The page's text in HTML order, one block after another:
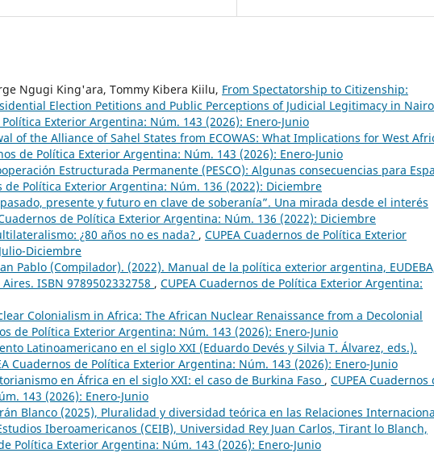
Ngugi King'ara, Tommy Kibera Kiilu, From Spectatorship to Citizenship:
Election Petitions and Public Perceptions of Judicial Legitimacy in
Política Exterior Argentina: Núm. 143 (2026): Enero-Junio
of the Alliance of Sahel States from ECOWAS: What Implications for West
de Política Exterior Argentina: Núm. 143 (2026): Enero-Junio
Estructurada Permanente (PESCO): Algunas consecuencias para
de Política Exterior Argentina: Núm. 136 (2022): Diciembre
presente y futuro en clave de soberanía”. Una mirada desde el interés
de Política Exterior Argentina: Núm. 136 (2022): Diciembre
¿80 años no es nada? , CUPEA Cuadernos de Política Exterior
Diciembre
Pablo (Compilador). (2022). Manual de la política exterior argentina,
ISBN 9789502332758 , CUPEA Cuadernos de Política Exterior Argentina:
Colonialism in Africa: The African Nuclear Renaissance from a Decolonial
de Política Exterior Argentina: Núm. 143 (2026): Enero-Junio
Latinoamericano en el siglo XXI (Eduardo Devés y Silvia T. Álvarez, eds.).
Cuadernos de Política Exterior Argentina: Núm. 143 (2026): Enero-Junio
en África en el siglo XXI: el caso de Burkina Faso , CUPEA Cuadernos
143 (2026): Enero-Junio
Blanco (2025), Pluralidad y diversidad teórica en las Relaciones
Iberoamericanos (CEIB), Universidad Rey Juan Carlos, Tirant lo Blanch,
Política Exterior Argentina: Núm. 143 (2026): Enero-Junio